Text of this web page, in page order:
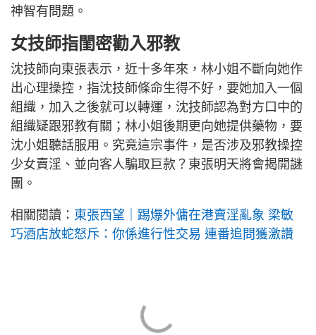
神智有問題。
女技師指閨密勸入邪教
沈技師向東張表示，近十多年來，林小姐不斷向她作
出心理操控，指沈技師條命生得不好，要她加入一個
組織，加入之後就可以轉運，沈技師認為對方口中的
組織疑跟邪教有關；林小姐後期更向她提供藥物，要
沈小姐聽話服用。究竟這宗事件，是否涉及邪教操控
少女賣淫、並向客人騙取巨款？東張明天將會揭開謎
團。
相關閱讀： 東張西望｜踢爆外傭在港賣淫亂象 梁敏
巧酒店放蛇怒斥：你係進行性交易 連番追問獲激讚